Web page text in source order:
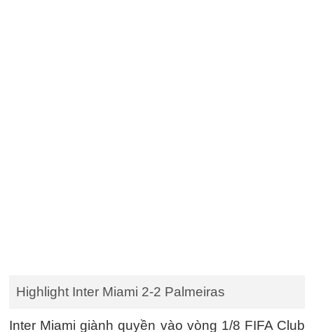
Highlight Inter Miami 2-2 Palmeiras
Inter Miami giành quyền vào vòng 1/8 FIFA Club